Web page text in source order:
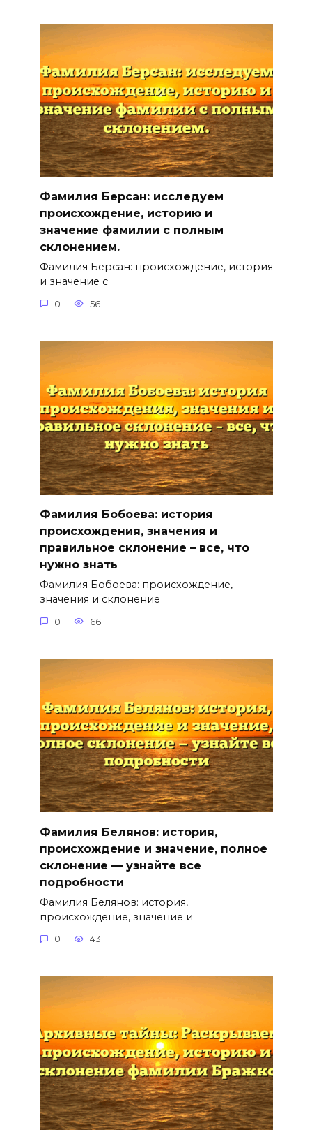
Фамилия Берсан: исследуем
происхождение, историю и
значение фамилии с полным
склонением.
Фамилия Берсан: происхождение, история
и значение с
0 56
Фамилия Бобоева: история
происхождения, значения и
правильное склонение – все, что
нужно знать
Фамилия Бобоева: происхождение,
значения и склонение
0 66
Фамилия Белянов: история,
происхождение и значение, полное
склонение — узнайте все
подробности
Фамилия Белянов: история,
происхождение, значение и
0 43